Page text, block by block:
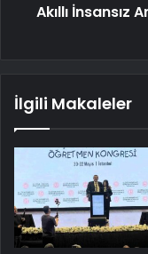
Akıllı İnsansız
İlgili Makaleler